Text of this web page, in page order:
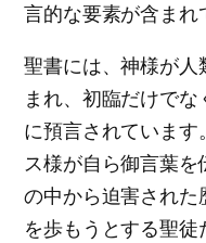
言的な要素が含まれ
聖書には、神様が人
まれ、初臨だけで
に預言されています
ス様が自ら御言葉
の中から迫害された
を歩もうとする聖